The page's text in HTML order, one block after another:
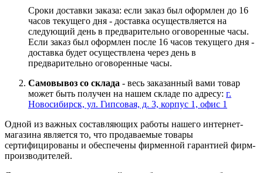
Сроки доставки заказа: если заказ был оформлен до 16
часов текущего дня - доставка осуществляется на
следующий день в предварительно оговоренные часы.
Если заказ был оформлен после 16 часов текущего дня -
доставка будет осуществлена через день в
предварительно оговоренные часы.
Самовывоз со склада - весь заказанный вами товар
может быть получен на нашем складе по адресу: г.
Новосибирск, ул. Гипсовая, д. 3, корпус 1, офис 1
Одной из важных составляющих работы нашего интернет-
магазина является то, что продаваемые товары
сертифицированы и обеспечены фирменной гарантией фирм-
производителей.